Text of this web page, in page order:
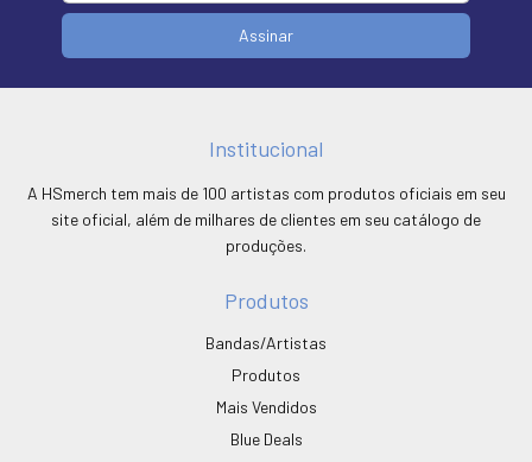
Institucional
A HSmerch tem mais de 100 artistas com produtos oficiais em seu
site oficial, além de milhares de clientes em seu catálogo de
produções.
Produtos
Bandas/Artistas
Produtos
Mais Vendidos
Blue Deals